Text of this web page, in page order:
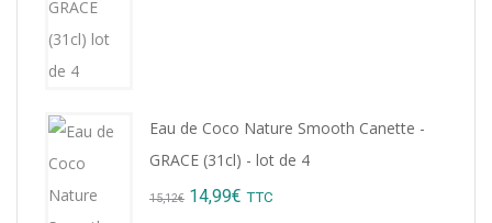
Eau de Coco Nature Smooth Canette -
GRACE (31cl) - lot de 4
15,12€ Original
14,99€ Current
TTC